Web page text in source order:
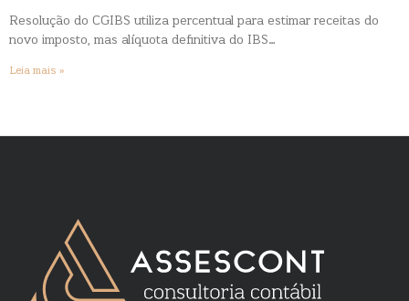
Resolução do CGIBS utiliza percentual para estimar receitas do
novo imposto, mas alíquota definitiva do IBS…
Leia mais »